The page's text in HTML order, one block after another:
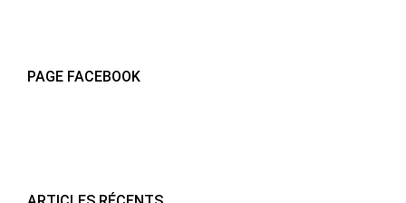
PAGE FACEBOOK